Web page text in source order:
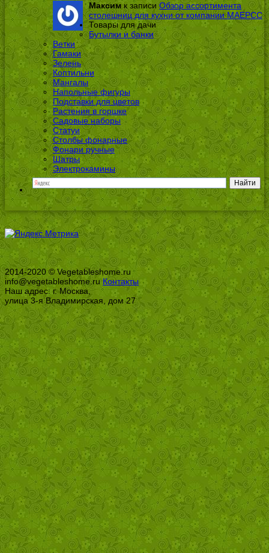
Максимк записиОбзор ассортимента
столешниц для кухни от компании МАЕРСС
Товары для дачи
Бутылки и банки
Ветки
Гамаки
Зелень
Коптильни
Мангалы
Напольные фигуры
Подставки для цветов
Растения в горшке
Садовые наборы
Статуи
Столбы фонарные
Фонари ручные
Шатры
Электрокамины
2014-2020 © Vegetableshome.ru
info@vegetableshome.ru Контакты
Наш адрес: г. Москва,
улица 3-я Владимирская, дом 27